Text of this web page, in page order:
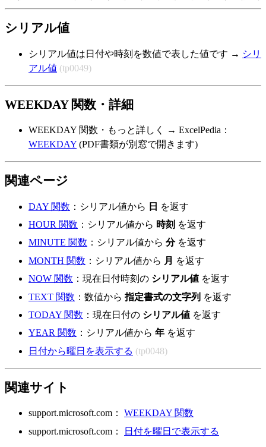
シリアル値
シリアル値は日付や時刻を数値で表した値です → シリ
アル値 (tp0049)
WEEKDAY 関数・詳細
WEEKDAY 関数・もっと詳しく → ExcelPedia：
WEEKDAY (PDF書類が別窓で開きます)
関連ページ
DAY 関数 ：シリアル値から 日 を返す
HOUR 関数 ：シリアル値から 時刻 を返す
MINUTE 関数 ：シリアル値から 分を返す
MONTH 関数 ：シリアル値から 月 を返す
NOW 関数 ：現在日付時刻の シリアル値 を返す
TEXT 関数 ：数値から指定書式の文字列 を返す
TODAY 関数 ：現在日付の シリアル値 を返す
YEAR 関数 ：シリアル値から 年 を返す
日付から曜日を表示する (tp0048)
関連サイト
support.microsoft.com： WEEKDAY 関数
support.microsoft.com：
日付を曜日で表示する